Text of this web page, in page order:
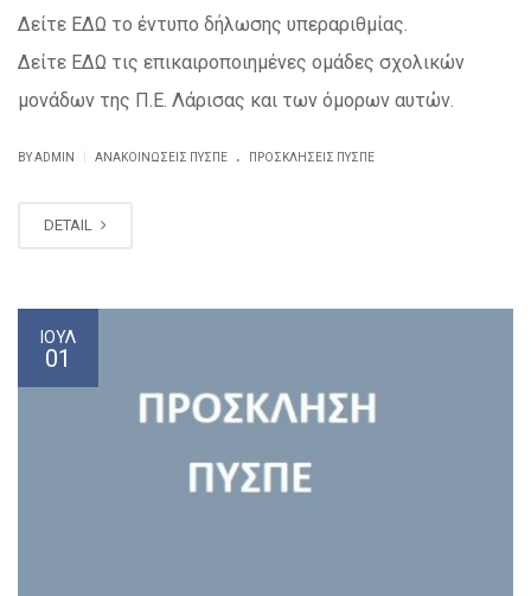
Δείτε ΕΔΩ το έντυπο δήλωσης υπεραριθμίας.
Δείτε ΕΔΩ τις επικαιροποιημένες ομάδες σχολικών
μονάδων της Π.Ε. Λάρισας και των όμορων αυτών.
BY ADMIN ΑΝΑΚΟΙΝΏΣΕΙΣ ΠΥΣΠΕ . ΠΡΟΣΚΛΉΣΕΙΣ ΠΥΣΠΕ
DETAIL
ΙΟΎΛ
01